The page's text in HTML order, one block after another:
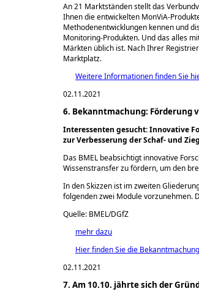
An 21 Marktständen stellt das
Ihnen die entwickelten MonViA-
Methodenentwicklungen kennen und
Monitoring-Produkten. Und das alles
Märkten üblich ist. Nach Ihrer
Marktplatz.
Weitere Informationen finden Sie
02.11.2021
6. Bekanntmachung: Förderung
Interessenten gesucht: Innovative
zur Verbesserung der Schaf- und
Das BMEL beabsichtigt innovative
Wissenstransfer zu fördern, um den
In den Skizzen ist im zweiten
folgenden zwei Module vorzunehmen.
Quelle: BMEL/DGfZ
mehr dazu
Hier finden Sie die
02.11.2021
7. Am 10.10. jährte sich der